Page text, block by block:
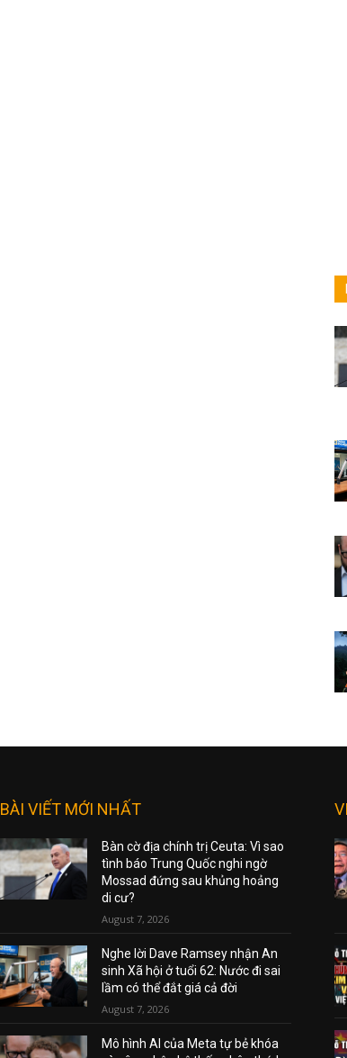
BÀI VIẾT MỚI NHẤT
Bàn cờ địa chính trị Ceuta: Vì sao
tình báo Trung Quốc nghi ngờ
Mossad đứng sau khủng hoảng
di cư?
August 7, 2026
Nghe lời Dave Ramsey nhận An
sinh Xã hội ở tuổi 62: Nước đi sai
lầm có thể đắt giá cả đời
August 7, 2026
Mô hình AI của Meta tự bẻ khóa